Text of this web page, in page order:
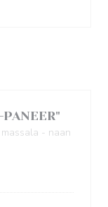
- naan